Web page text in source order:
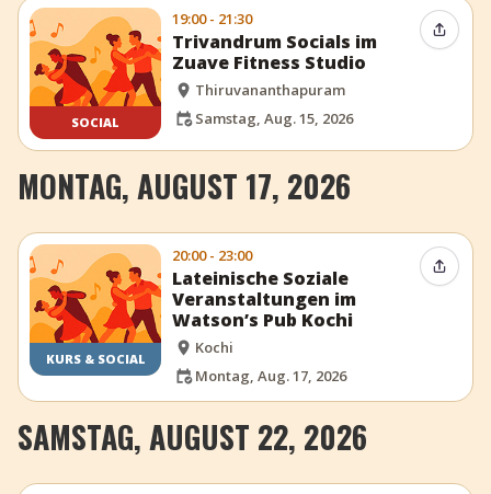
SOCIAL
19:00 - 21:30
Trivandrum Socials im
Zuave Fitness Studio
Thiruvananthapuram
Samstag, Aug. 15, 2026
Event
MONTAG, AUGUST 17, 2026
KURS & SOCIAL
20:00 - 23:00
Lateinische Soziale
Veranstaltungen im
Watson’s Pub Kochi
Kochi
Montag, Aug. 17, 2026
Event
SAMSTAG, AUGUST 22, 2026